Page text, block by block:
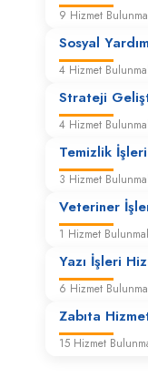
9 Hizmet
Sosyal
4 Hizmet
Strateji
4 Hizmet
Temizlik
3 Hizmet
Veteriner
1 Hizmet
Yazı İşleri
6 Hizmet
Zabıta
15 Hizmet